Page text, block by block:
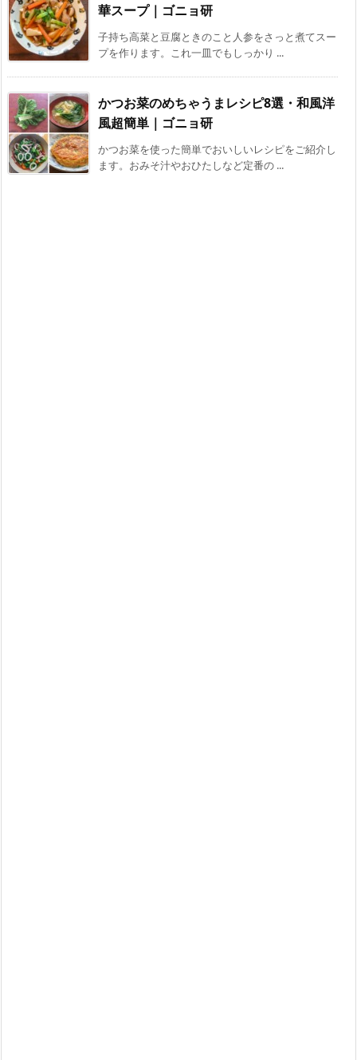
華スープ｜ゴニョ研
子持ち高菜と豆腐ときのこと人参をさっと煮てスー
プを作ります。これ一皿でもしっかり ...
かつお菜のめちゃうまレシピ8選・和風洋
風超簡単｜ゴニョ研
かつお菜を使った簡単でおいしいレシピをご紹介し
ます。おみそ汁やおひたしなど定番の ...